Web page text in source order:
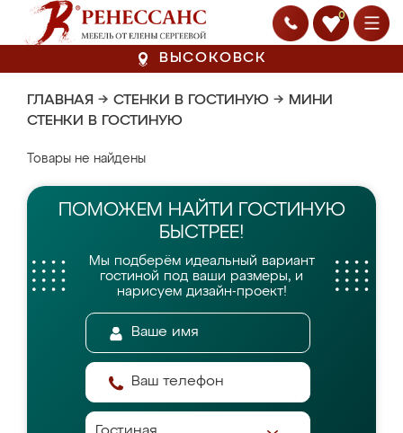
0
ВЫСОКОВСК
ГЛАВНАЯ → СТЕНКИ В ГОСТИНУЮ → МИНИ
СТЕНКИ В ГОСТИНУЮ
Товары не найдены
ПОМОЖЕМ НАЙТИ
ГОСТИНУЮ
БЫСТРЕЕ!
Мы подберём идеальный вариант
гостиной под ваши размеры, и
нарисуем дизайн-проект!